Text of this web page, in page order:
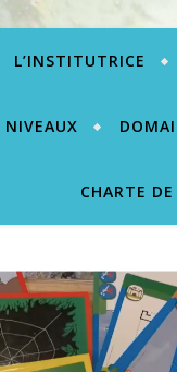
L’INSTITUTRICE
NIVEAUX
CHARTE